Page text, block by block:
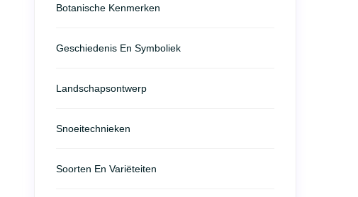
Botanische Kenmerken
Geschiedenis En Symboliek
Landschapsontwerp
Snoeitechnieken
Soorten En Variëteiten